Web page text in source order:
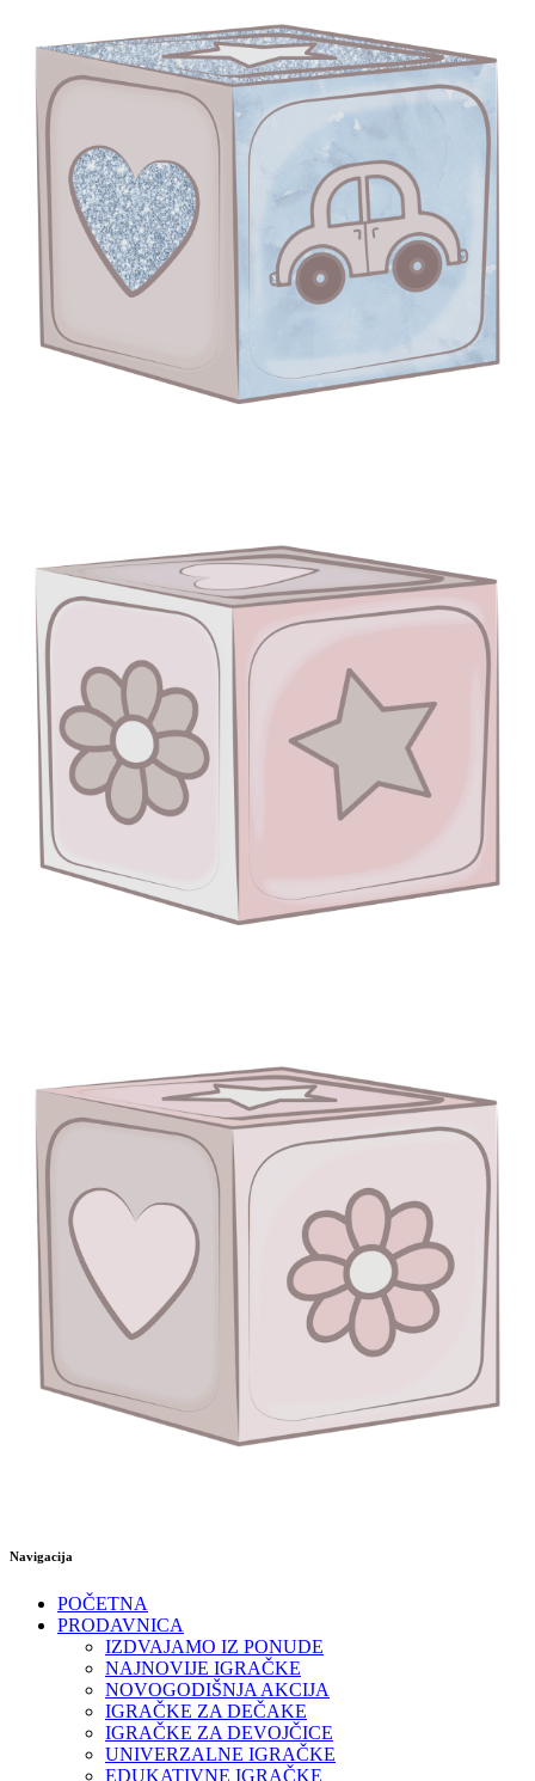
Navigacija
POČETNA
PRODAVNICA
IZDVAJAMO IZ PONUDE
NAJNOVIJE IGRAČKE
NOVOGODIŠNJA AKCIJA
IGRAČKE ZA DEČAKE
IGRAČKE ZA DEVOJČICE
UNIVERZALNE IGRAČKE
EDUKATIVNE IGRAČKE